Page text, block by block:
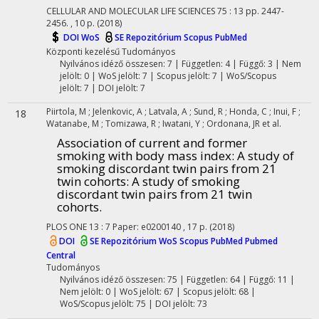
CELLULAR AND MOLECULAR LIFE SCIENCES75 : 13 pp. 2447-
2456. , 10 p. (2018)
DOIWoS SE RepozitóriumScopus PubMed
Központi kezelésűTudományos
Nyilvános idéző összesen: 7 | Független: 4 | Függő: 3 | Nem
jelölt: 0 | WoS jelölt: 7 | Scopus jelölt: 7 | WoS/Scopus
jelölt: 7 | DOI jelölt: 7
18 Piirtola, M ; Jelenkovic, A ; Latvala, A ; Sund, R ; Honda, C ; Inui, F ;
Watanabe, M ; Tomizawa, R ; Iwatani, Y ; Ordonana, JR et al.
Association of current and former
smoking with body mass index: A study of
smoking discordant twin pairs from 21
twin cohorts: A study of smoking
discordant twin pairs from 21 twin
cohorts.
PLOS ONE 13 : 7 Paper: e0200140 , 17 p. (2018)
DOI
SE RepozitóriumWoS Scopus PubMedPubmed
Central
Tudományos
Nyilvános idéző összesen: 75 | Független: 64 | Függő: 11 |
Nem jelölt: 0 | WoS jelölt: 67 | Scopus jelölt: 68 |
WoS/Scopus jelölt: 75 | DOI jelölt: 73